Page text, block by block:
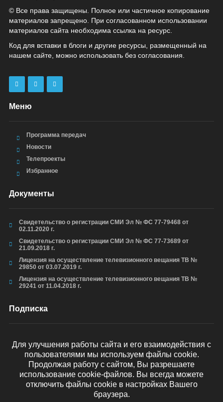
© Все права защищены. Полное или частичное копирование
материалов запрещено. При согласованном использовании
материалов сайта необходима ссылка на ресурс.
Код для вставки в блоги и другие ресурсы, размещенный на
нашем сайте, можно использовать без согласования.
Меню
Программа передач
Новости
Телепроекты
Избранное
Документы
Свидетельство о регистрации СМИ Эл № ФС 77-79468 от
02.11.2020 г.
Свидетельство о регистрации СМИ Эл № ФС 77-73689 от
21.09.2018 г.
Лицензия на осуществление телевизионного вещания ТВ №
29850 от 03.07.2019 г.
Лицензия на осуществление телевизионного вещания ТВ №
29241 от 11.04.2018 г.
Подписка
ОТПРАВИТЬ
Для улучшения работы сайта и его взаимодействия с
пользователями мы используем файлы cookie.
Продолжая работу с сайтом, Вы разрешаете
использование cookie-файлов. Вы всегда можете
отключить файлы cookie в настройках Вашего
браузера.